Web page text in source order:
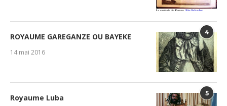
4
ROYAUME GAREGANZE OU BAYEKE
14 mai 2016
5
Royaume Luba